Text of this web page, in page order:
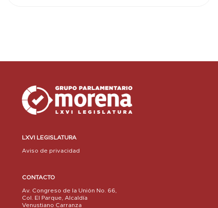
LXVI LEGISLATURA
Aviso de privacidad
CONTACTO
Av. Congreso de la Unión No. 66,
Col. El Parque, Alcaldía
Venustiano Carranza